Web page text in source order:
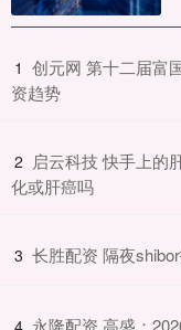
1 创元网 第十二届富
资趋势
2 启云科技 快手上的
化或肝癌吗
3 长胜配资 隔夜
4 永隆配资 高盛：